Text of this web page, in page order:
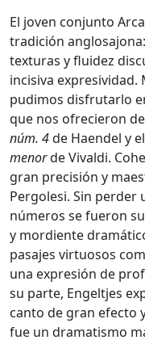
El joven conjunto
tradición
texturas y fluidez
incisiva expresividad.
pudimos disfrutarlo
que nos ofrecieron
núm. 4de Haendel y el
menorde Vivaldi.
gran precisión y
Pergolesi. Sin perder
números se fueron
y mordiente
pasajes virtuosos
una expresión de
su parte, Engeltjes
canto de gran efecto
fue un dramatismo